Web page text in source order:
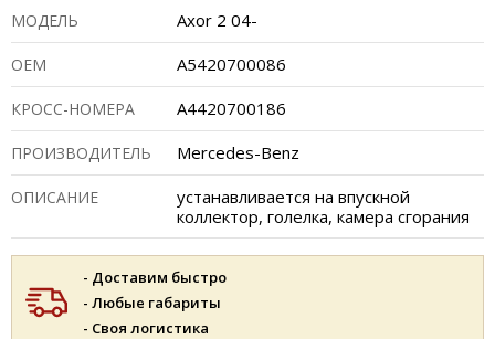
МОДЕЛЬ Axor 2 04-
ОЕМ A5420700086
КРОСС-НОМЕРА A4420700186
ПРОИЗВОДИТЕЛЬ Mercedes-Benz
ОПИСАНИЕ
устанавливается на впускной
коллектор, голелка, камера сгорания
- Доставим быстро
- Любые габариты
- Своя логистика